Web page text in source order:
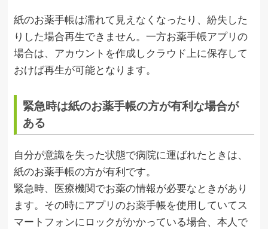
紙のお薬手帳は濡れて見えなくなったり、紛失した
りした場合再生できません。一方お薬手帳アプリの
場合は、アカウントを作成しクラウド上に保存して
おけば再生が可能となります。
緊急時は紙のお薬手帳の方が有利な場合が
ある
自分が意識を失った状態で病院に運ばれたときは、
紙のお薬手帳の方が有利です。
緊急時、医療機関でお薬の情報が必要なときがあり
ます。その時にアプリのお薬手帳を使用していてス
マートフォンにロックがかかっている場合、本人で